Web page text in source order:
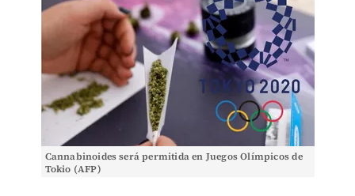
Cannabinoides será permitida en Juegos Olímpicos de
Tokio (AFP)